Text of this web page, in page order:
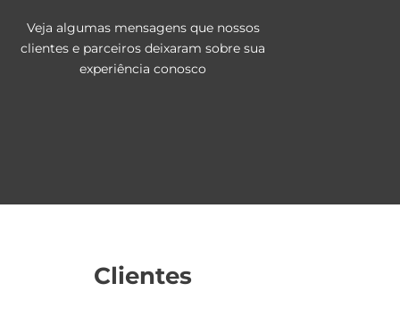
Veja algumas mensagens que nossos
clientes e parceiros deixaram sobre sua
experiência conosco
Clientes